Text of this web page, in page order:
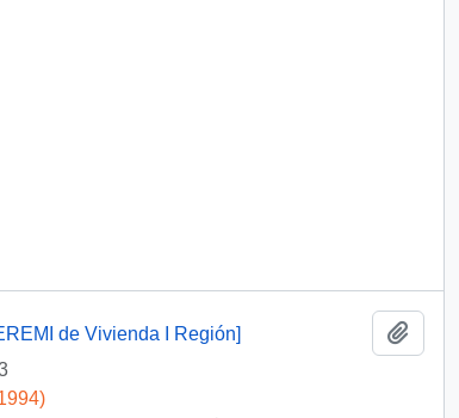
de Vivienda I Región]